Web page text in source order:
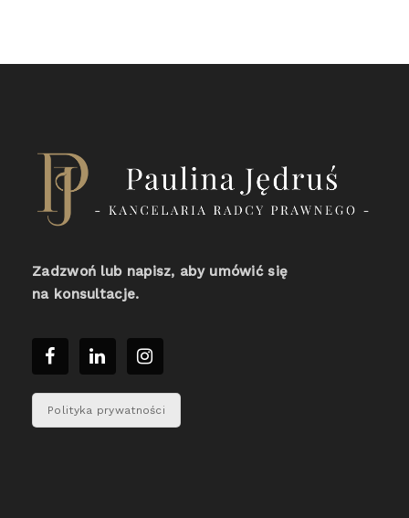
Zadzwoń lub napisz, aby umówić się
na konsultacje.
Polityka prywatności